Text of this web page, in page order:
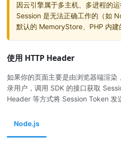
因云引擎属于多主机、多进程的
Session 是无法正确工作的（如
默认的 MemoryStore、PHP 内建
使用 HTTP Header
如果你的页面主要是由浏览器端渲染
录用户，调用 SDK 的接口获取
Header 等方式将 Session Token 发
Node.js